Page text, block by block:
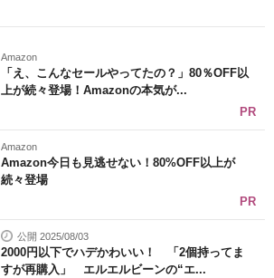
Amazon
「え、こんなセールやってたの？」80％OFF以
上が続々登場！Amazonの本気が...
PR
Amazon
Amazon今日も見逃せない！80%OFF以上が
続々登場
PR
公開 2025/08/03
2000円以下でハデかわいい！ 「2個持ってま
すが再購入」 エルエルビーンの“エ...